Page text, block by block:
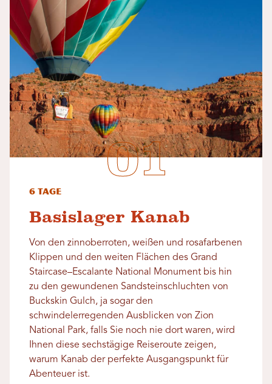
6 Tage
Basislager Kanab
Von den zinnoberroten, weißen und rosafarbenen
Klippen und den weiten Flächen des Grand
Staircase–Escalante National Monument bis hin
zu den gewundenen Sandsteinschluchten von
Buckskin Gulch, ja sogar den
schwindelerregenden Ausblicken von Zion
National Park, falls Sie noch nie dort waren, wird
Ihnen diese sechstägige Reiseroute zeigen,
warum Kanab der perfekte Ausgangspunkt für
Abenteuer ist.